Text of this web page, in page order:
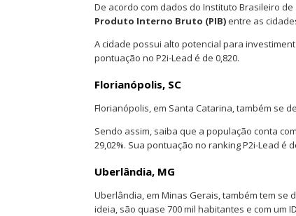
De acordo com dados do Instituto Brasileiro de
Produto Interno Bruto (PIB)entre as
A cidade possui alto potencial para
pontuação no P2i-Lead é de 0,820.
Florianópolis, SC
Florianópolis, em Santa Catarina, também se
Sendo assim, saiba que a população conta com
29,02%. Sua pontuação no ranking P2i-Lead é
Uberlândia, MG
Uberlândia, em Minas Gerais, também tem
ideia, são quase 700 mil habitantes e com um